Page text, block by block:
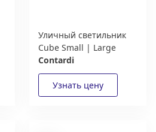
Уличный светильник
Cube Small | Large
Contardi